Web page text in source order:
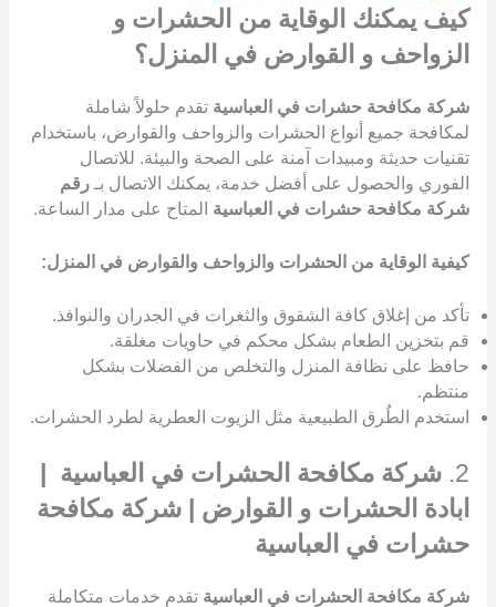
كيف يمكنك الوقاية من الحشرات و
الزواحف و القوارض في المنزل؟
شركة مكافحة حشرات في العباسية تقدم حلولاً شاملة
لمكافحة جميع أنواع الحشرات والزواحف والقوارض، باستخدام
تقنيات حديثة ومبيدات آمنة على الصحة والبيئة. للاتصال
الفوري والحصول على أفضل خدمة، يمكنك الاتصال بـ رقم
شركة مكافحة حشرات في العباسية المتاح على مدار الساعة.
كيفية الوقاية من الحشرات والزواحف والقوارض في المنزل:
تأكد من إغلاق كافة الشقوق والثغرات في الجدران والنوافذ.
قم بتخزين الطعام بشكل محكم في حاويات مغلقة.
حافظ على نظافة المنزل والتخلص من الفضلات بشكل
منتظم.
استخدم الطُرق الطبيعية مثل الزيوت العطرية لطرد الحشرات.
2. شركة مكافحة الحشرات في العباسية |
ابادة الحشرات و القوارض | شركة مكافحة
حشرات في العباسية
شركة مكافحة الحشرات في العباسية تقدم خدمات متكاملة